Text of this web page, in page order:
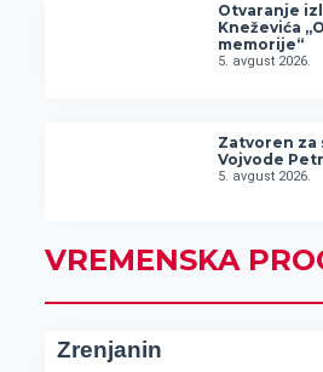
Otvaranje
Kneževića
memorije“
5. avgust 2026.
Zatvoren za
Vojvode
5. avgust 2026.
VREMENSKA